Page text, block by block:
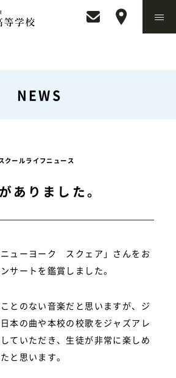
NEWS
クールライフニュース
ありました。
ューヨーク スクェア」さんをお
サートを鑑賞しました。
とのない音楽だと思いますが、ジ
本の曲や本校の校歌をジャズアレ
ていただき、生徒が非常に楽しめ
と思います。